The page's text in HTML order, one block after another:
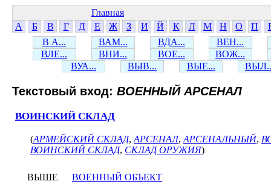
Главная
А
Б В Г Д Е Ж З И Й К Л М Н О П
В А...
ВАМ... ВДА...
ВЕН...
ВЛЕ...
ВНИ... ВОЕ...
ВОЖ...
ВУА...
ВЫВ... ВЫЕ...
Текстовый вход: ВОЕННЫЙ АРСЕНАЛ
ВОИНСКИЙ СКЛАД
(АРМЕЙСКИЙ СКЛАД, АРСЕНАЛ, АРСЕНАЛЬНЫЙ,
ВОИНСКИЙ СКЛАД, СКЛАД ОРУЖИЯ)
ВЫШЕ
ВОЕННЫЙ ОБЪЕКТ